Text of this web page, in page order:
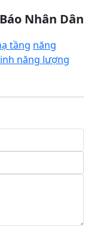
Nhân Dân
tầng năng
năng lượng